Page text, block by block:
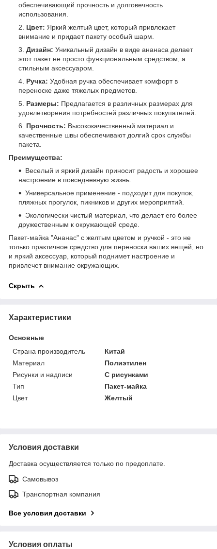
обеспечивающий прочность и долговечность
использования.
Цвет: Яркий желтый цвет, который привлекает
внимание и придает пакету особый шарм.
Дизайн: Уникальный дизайн в виде ананаса делает
этот пакет не просто функциональным средством, а
стильным аксессуаром.
Ручка: Удобная ручка обеспечивает комфорт в
переноске даже тяжелых предметов.
Размеры: Предлагается в различных размерах для
удовлетворения потребностей различных покупателей.
Прочность: Высококачественный материал и
качественные швы обеспечивают долгий срок службы
пакета.
Преимущества:
Веселый и яркий дизайн приносит радость и хорошее
настроение в повседневную жизнь.
Универсальное применение - подходит для покупок,
пляжных прогулок, пикников и других мероприятий.
Экологически чистый материал, что делает его более
дружественным к окружающей среде.
Пакет-майка "Ананас" с желтым цветом и ручкой - это не
только практичное средство для переноски ваших вещей, но
и яркий аксессуар, который поднимет настроение и
привлечет внимание окружающих.
Скрыть
Характеристики
Основные
Страна производитель
Китай
Материал
Полиэтилен
Рисунки и надписи
С рисунками
Тип
Пакет-майка
Цвет
Желтый
Условия доставки
Доставка осуществляется только по предоплате.
Самовывоз
Транспортная компания
Все условия доставки
Условия оплаты